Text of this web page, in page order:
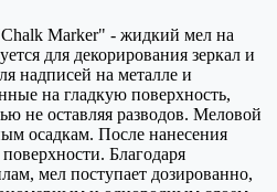
Marker" - жидкий мел на
для декорирования зеркал и
надписей на металле и
на гладкую поверхность,
не оставляя разводов. Меловой
осадкам. После нанесения
Благодаря
мел поступает дозированно,